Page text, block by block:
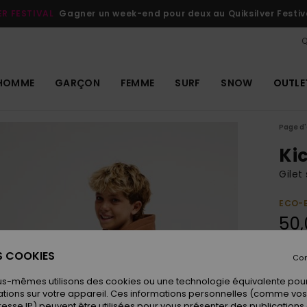
FESTIVAL Gagner un week-end pour deux au Quiksilver
GARÇON FEMME SURF SNOW
Page
Gilet
ECO-
COOKIES
mêmes utilisons des cookies ou une technologie équivalente
sur votre appareil. Ces informations personnelles (comme